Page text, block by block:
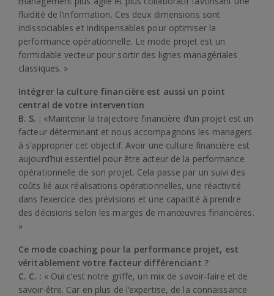
fluidité de l’information. Ces deux dimensions sont
indissociables et indispensables pour optimiser la
performance opérationnelle. Le mode projet est un
formidable vecteur pour sortir des lignes managériales
classiques. »
Intégrer la culture financière est aussi un point
central de votre intervention
B. S. : «Maintenir la trajectoire financière d’un projet est un
facteur déterminant et nous accompagnons les managers
à s’approprier cet objectif. Avoir une culture financière est
aujourd’hui essentiel pour être acteur de la performance
opérationnelle de son projet. Cela passe par un suivi des
coûts lié aux réalisations opérationnelles, une réactivité
dans l’exercice des prévisions et une capacité à prendre
des décisions selon les marges de manœuvres financières.
»
Ce mode coaching pour la performance projet, est
véritablement votre facteur différenciant ?
C. C. : « Oui c’est notre griffe, un mix de savoir-faire et de
savoir-être. Car en plus de l’expertise, de la connaissance